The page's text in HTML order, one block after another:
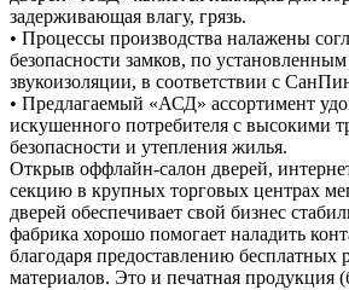
задерживающая влагу, грязь.
• Процессы производства налажены
безопасности замков, по
звукоизоляции, в соответствии с
• Предлагаемый «АСД» ассортимент
искушенного потребителя с высокими
безопасности и утепления жилья.
Открыв оффлайн-салон дверей,
секцию в крупных торговых центрах
дверей обеспечивает свой бизнес
фабрика хорошо помогает наладить
благодаря предоставлению бесплатных
материалов. Это и печатная продукция